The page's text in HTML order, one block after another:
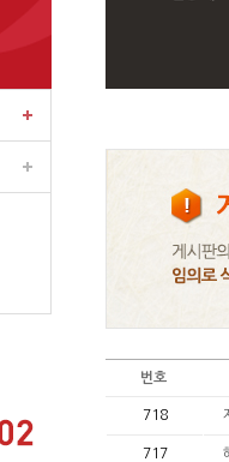
번호
718
717